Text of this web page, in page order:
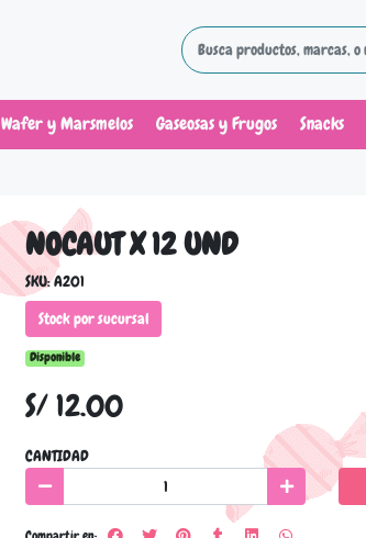
Wafer y Marsmelos Gaseosas y Frugos Snacks
NOCAUT X 12 UND
SKU: A201
Stock por sucursal
Disponible
S/ 12.00
CANTIDAD